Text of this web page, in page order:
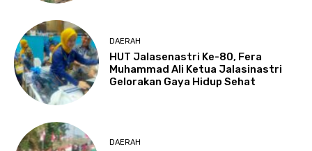
DAERAH
HUT Jalasenastri Ke-80, Fera
Muhammad Ali Ketua Jalasinastri
Gelorakan Gaya Hidup Sehat
DAERAH